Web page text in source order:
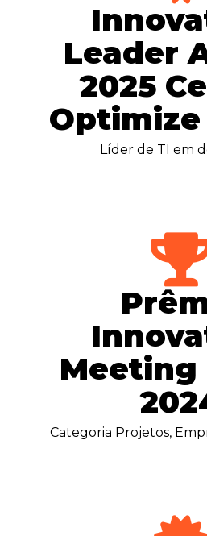
Leader
2025
Líder de TI em
Meeting
Categoria Projetos,